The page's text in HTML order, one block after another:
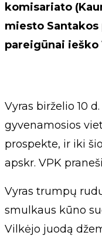
komisariato
miesto
pareigūnai ieško
Vyras birželio 10
gyvenamosios
prospekte, ir iki
apskr. VPK
Vyras trumpų
smulkaus kūno
Vilkėjo juodą